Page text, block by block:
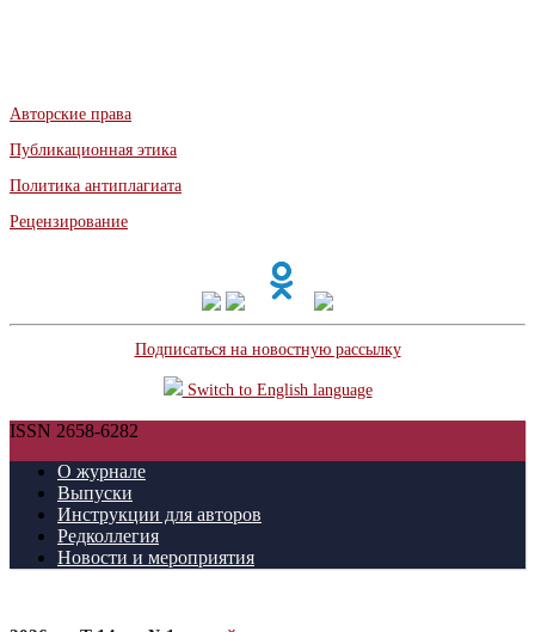
Авторские права
Публикационная этика
Политика антиплагиата
Рецензирование
Подписаться на новостную рассылку
Switch to English language
ISSN 2658-6282
О журнале
Выпуски
Инструкции для авторов
Редколлегия
Новости и мероприятия